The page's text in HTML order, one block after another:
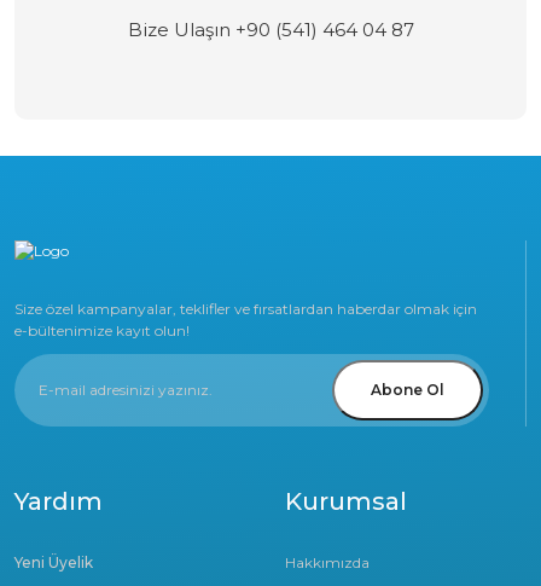
Bize Ulaşın +90 (541) 464 04 87
Size özel kampanyalar, teklifler ve fırsatlardan haberdar olmak için
e-bültenimize kayıt olun!
Abone Ol
Kurumsal
Hakkımızda
Yardım
Yeni Üyelik